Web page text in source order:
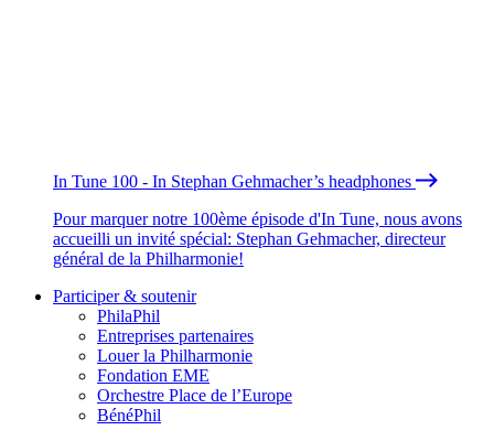
In Tune 100 - In Stephan Gehmacher’s headphones
Pour marquer notre 100ème épisode d'In Tune, nous avons
accueilli un invité spécial: Stephan Gehmacher, directeur
général de la Philharmonie!
Participer & soutenir
PhilaPhil
Entreprises partenaires
Louer la Philharmonie
Fondation EME
Orchestre Place de l’Europe
BénéPhil